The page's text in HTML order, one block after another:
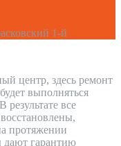
1-й
центр, здесь ремонт
выполняться
все
протяжении
дают гарантию